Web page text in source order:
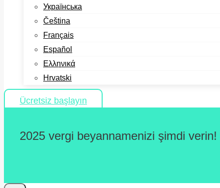
Українська
Čeština
Français
Español
Ελληνικά
Hrvatski
Ücretsiz başlayın
2025 vergi beyannamenizi şimdi